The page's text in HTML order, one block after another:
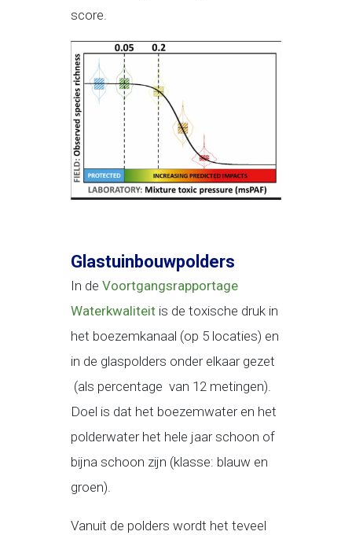
score.
Glastuinbouwpolders
In de Voortgangsrapportage
Waterkwaliteitis de toxische druk in
het boezemkanaal (op 5 locaties) en
in de glaspolders onder elkaar gezet
(als percentage van 12 metingen).
Doel is dat het boezemwater en het
polderwater het hele jaar schoon of
bijna schoon zijn (klasse: blauw en
groen).
Vanuit de polders wordt het teveel